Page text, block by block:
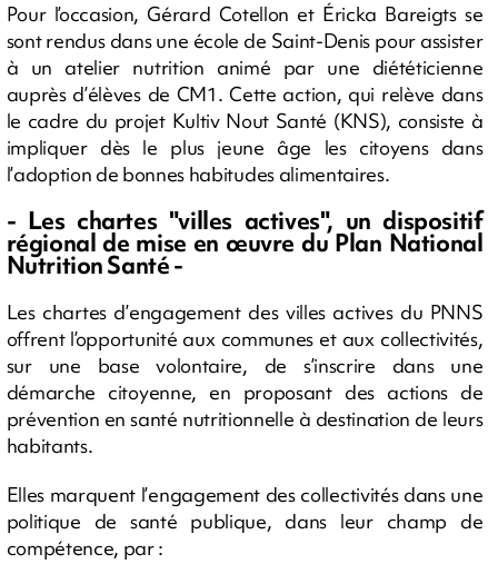
Pour l’occasion, Gérard Cotellon et Éricka Bareigts se
sont rendus dans une école de Saint-Denis pour assister
à un atelier nutrition animé par une diététicienne
auprès d’élèves de CM1. Cette action, qui relève dans
le cadre du projet Kultiv Nout Santé (KNS), consiste à
impliquer dès le plus jeune âge les citoyens dans
l’adoption de bonnes habitudes alimentaires.
- Les chartes "villes actives", un dispositif
régional de mise en œuvre du Plan National
Nutrition Santé -
Les chartes d’engagement des villes actives du PNNS
offrent l’opportunité aux communes et aux collectivités,
sur une base volontaire, de s’inscrire dans une
démarche citoyenne, en proposant des actions de
prévention en santé nutritionnelle à destination de leurs
habitants.
Elles marquent l’engagement des collectivités dans une
politique de santé publique, dans leur champ de
compétence, par :